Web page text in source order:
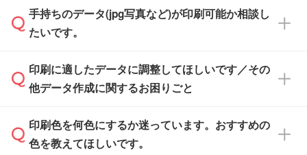
せいただければ、弊社にて無料でデザインデー
タを1点作成いたします。
積・ご注文フォームにアップロードしてご入稿
ください。
ご入稿後は経験豊富なスタッフがデータに不備
がないかチェックし、お客様と確認してから印
刷に進みますので、ご安心ください。
一部商品は入稿用テンプレートのご用意があり
ます。各商品ページの『印刷方法・テンプレー
入稿用のテンプレートはPDF形式ですが、
IllustratorやPhotoshopで開いてご利用いただけ
方」をご確認ください。
手持ちのデータ(jpg写真など)が印刷可能か相談し
たいです。
印刷に適したデータ・解像度かどうか、担当ス
タッフが事前に確認いたします。
ムへ添付いただくか、担当スタッフ宛にメール
でお送りください。
印刷に適したデータに調整してほしいです／その
他データ作成に関するお困りごと
データ作成でお困りの際には、担当スタッフが
サポートいたしますのでお気軽にご相談くださ
印刷色を何色にするか迷っています。おすすめの
色を教えてほしいです。